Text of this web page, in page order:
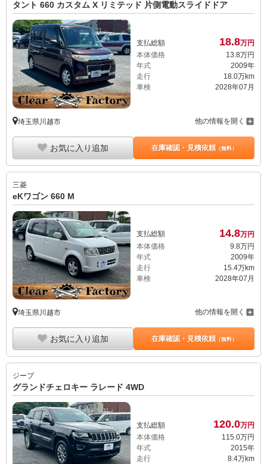
タント 660 カスタム X リミテッド 片側電動スライドドア
支払総額 18.8万円
本体価格
13.8万円
年式
2009年
走行
18.0万km
車検
2028年07月
埼玉県川越市 他の情報を開く
お気に入り追加 在庫確認・見積依頼（無料）
三菱
eKワゴン 660 M
支払総額 14.8万円
本体価格
9. 8万円
年式
2009年
走行
15.4万km
車検
2028年07月
埼玉県川越市 他の情報を開く
お気に入り追加 在庫確認・見積依頼（無料）
ジープ
グランドチェロキー ラレード 4WD
支払総額 120.0万円
本体価格
115.0万円
年式
2015年
走行
8.4万km